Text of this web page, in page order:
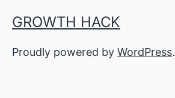
GROWTH HACK
Proudly powered by WordPress.